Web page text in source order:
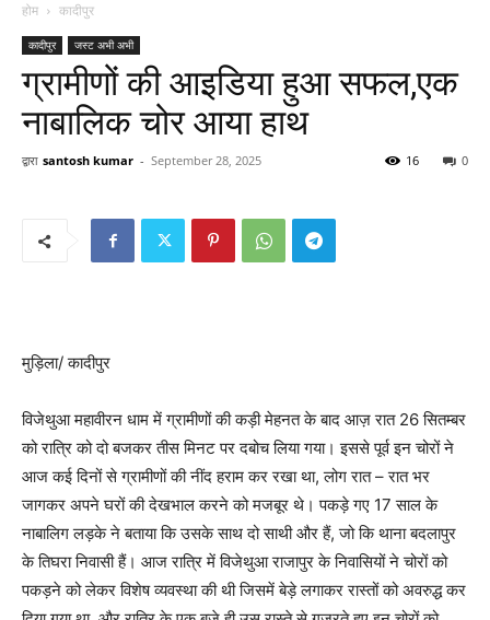
होम कादीपुर
कादीपुर जस्ट अभी अभी
ग्रामीणों की आइडिया हुआ सफल,एक
नाबालिक चोर आया हाथ
द्वारा santosh kumar - September 28, 2025 0
16
मुड़िला/ कादीपुर
विजेथुआ महावीरन धाम में ग्रामीणों की कड़ी मेहनत के बाद आज़ रात 26 सितम्बर
को रात्रि को दो बजकर तीस मिनट पर दबोच लिया गया। इससे पूर्व इन चोरों ने
आज कई दिनों से ग्रामीणों की नींद हराम कर रखा था, लोग रात – रात भर
जागकर अपने घरों की देखभाल करने को मजबूर थे। पकड़े गए 17 साल के
नाबालिग लड़के ने बताया कि उसके साथ दो साथी और हैं, जो कि थाना बदलापुर
के तिघरा निवासी हैं। आज रात्रि में विजेथुआ राजापुर के निवासियों ने चोरों को
पकड़ने को लेकर विशेष व्यवस्था की थी जिसमें बेड़े लगाकर रास्तों को अवरुद्ध कर